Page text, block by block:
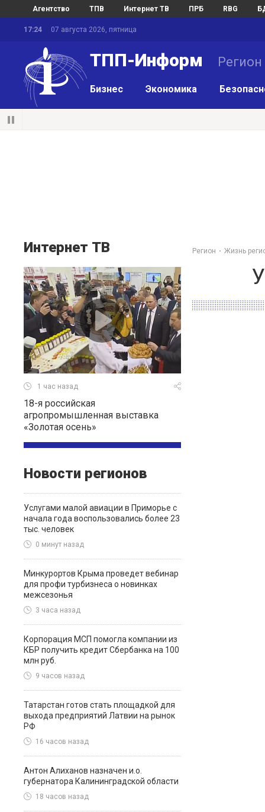
Агентство ТПВ Интернет ТВ ПРБ RBG
17:24 07 августа 2026, пятница
ТПП-Информ Регион
Бизнес Экономика
Интернет ТВ
1 час назад
18-я российская
агропромышленная выставка
«Золотая осень»
Новости регионов
Услугами малой авиации в Приморье с
начала года воспользовались более 23
тыс. человек
0 минут назад
Минкурортов Крыма проведет вебинар
для профи турбизнеса о новинках
межсезонья
3 часа назад
Корпорация МСП помогла компании из
КБР получить кредит Сбербанка на 100
млн руб.
9 часов назад
Татарстан готов стать площадкой для
выхода предприятий Латвии на рынок
РФ
16 часов назад
Антон Алиханов назначен и.о.
губернатора Калининградской области
18 часов назад
Регион Жизнь